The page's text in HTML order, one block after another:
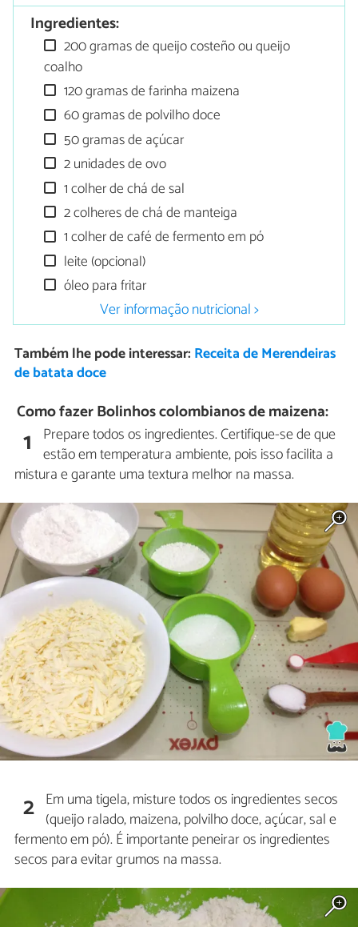
Ingredientes:
200 gramas de queijo costeño ou queijo
coalho
120 gramas de farinha maizena
60 gramas de polvilho doce
50 gramas de açúcar
2 unidades de ovo
1 colher de chá de sal
2 colheres de chá de manteiga
1 colher de café de fermento em pó
leite (opcional)
óleo para fritar
Ver informação nutricional >
Também lhe pode interessar: Receita de Merendeiras
de batata doce
Como fazer Bolinhos colombianos de maizena:
1 Prepare todos os ingredientes. Certifique-se de que
estão em temperatura ambiente, pois isso facilita a
mistura e garante uma textura melhor na massa.
2 Em uma tigela, misture todos os ingredientes secos
(queijo ralado, maizena, polvilho doce, açúcar, sal e
fermento em pó). É importante peneirar os ingredientes
secos para evitar grumos na massa.